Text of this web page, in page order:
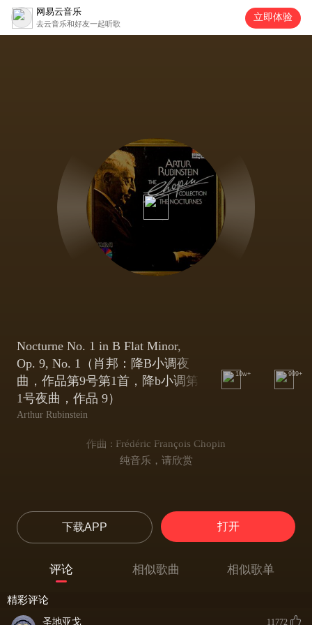
网易云音乐
去云音乐和好友一起听歌
立即体验
Nocturne No. 1 in B Flat Minor,
Op. 9, No. 1（肖邦：降B小调夜
曲，作品第9号第1首，降b小调第
1号夜曲，作品 9）
Arthur Rubinstein
10w+ 999+
作曲 : Frédéric François Chopin
纯音乐，请欣赏
下载APP 打开
评论 相似歌曲 相似歌单
精彩评论
圣地亚戈 11772